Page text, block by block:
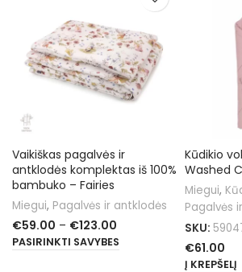
Vaikiškas pagalvės ir
antklodės komplektas iš 100%
bambuko – Fairies
Miegui, Pagalvės ir antklodės
€59.00 – €123.00
PASIRINKTI SAVYBES
Kūdikio
Washed
Miegui,
Pagalvės
SKU:
€61.00
Į KREPŠELĮ